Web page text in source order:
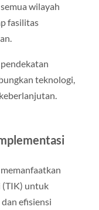
wilayah
fasilitas
teknologi,
(TIK) untuk
efisiensi